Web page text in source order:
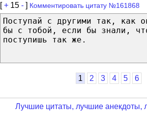
[+ 15 - ] Комментировать цитату №161868
Поступай с другими так, как
бы с тобой, если бы знали,
поступишь так же.
1 2 3 4 5 6
Лучшие цитаты, лучшие анекдоты,